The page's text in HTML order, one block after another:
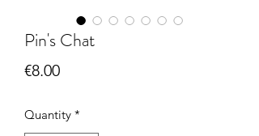
Pin's Chat
€8.00Price
Quantity *